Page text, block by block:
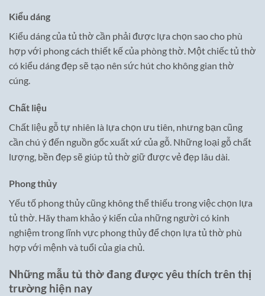
Kiểu dáng
Kiểu dáng của tủ thờ cần phải được lựa chọn sao cho phù
hợp với phong cách thiết kế của phòng thờ. Một chiếc tủ thờ
có kiểu dáng đẹp sẽ tạo nên sức hút cho không gian thờ
cúng.
Chất liệu
Chất liệu gỗ tự nhiên là lựa chọn ưu tiên, nhưng bạn cũng
cần chú ý đến nguồn gốc xuất xứ của gỗ. Những loại gỗ chất
lượng, bền đẹp sẽ giúp tủ thờ giữ được vẻ đẹp lâu dài.
Phong thủy
Yếu tố phong thủy cũng không thể thiếu trong việc chọn lựa
tủ thờ. Hãy tham khảo ý kiến của những người có kinh
nghiệm trong lĩnh vực phong thủy để chọn lựa tủ thờ phù
hợp với mệnh và tuổi của gia chủ.
Những mẫu tủ thờ đang được yêu thích trên thị
trường hiện nay